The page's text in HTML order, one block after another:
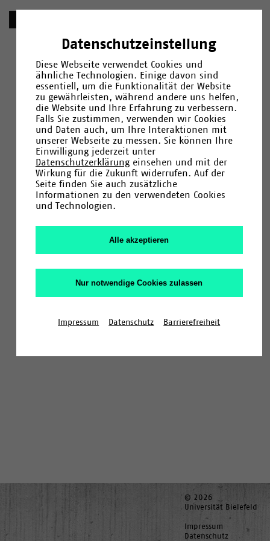
© 2026
Universität Bielefeld
Impressum
Datenschutz
Datenschutzeinstellung
Diese Webseite verwendet Cookies und
ähnliche Technologien. Einige davon sind
essentiell, um die Funktionalität der Website
zu gewährleisten, während andere uns helfen,
die Website und Ihre Erfahrung zu verbessern.
Falls Sie zustimmen, verwenden wir Cookies
und Daten auch, um Ihre Interaktionen mit
unserer Webseite zu messen. Sie können Ihre
Einwilligung jederzeit unter
Datenschutzerklärungeinsehen und mit der
Wirkung für die Zukunft widerrufen. Auf der
Seite finden Sie auch zusätzliche
Informationen zu den verwendeten Cookies
und Technologien.
Alle akzeptieren
Nur notwendige Cookies zulassen
Impressum Datenschutz Barrierefreiheit